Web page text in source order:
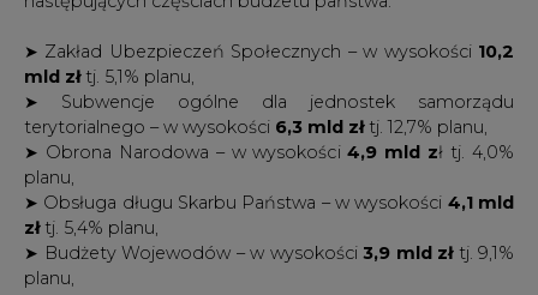
➤ Subwencje ogólne dla jednostek samorządu
➤ Obrona Narodowa – w wysokości 4,9 mld zł tj. 4,0%
planu,
➤ Obsługa długu Skarbu Państwa – w wysokości4,1 mld
złtj. 5,4% planu,
➤ Budżety Wojewodów – w wysokości3,9 mld złtj. 9,1%
planu,
➤ Zdrowie – w wysokości 3,7 mld zł tj. 9,9% planu,
➤ Sprawy wewnętrzne – w wysokości
planu,
➤ Środki własne UE – w wysokości